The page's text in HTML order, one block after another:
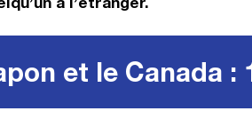
et le Canada :